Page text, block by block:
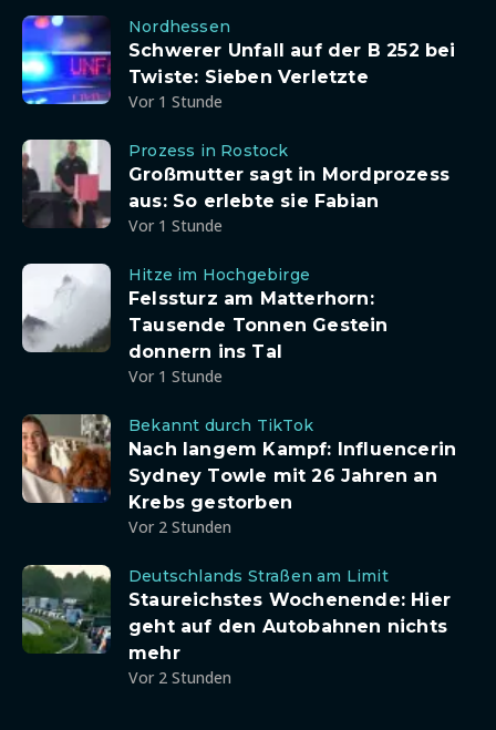
Nordhessen
Schwerer Unfall auf der B 252 bei
Twiste: Sieben Verletzte
Vor 1 Stunde
Prozess in Rostock
Großmutter sagt in Mordprozess
aus: So erlebte sie Fabian
Vor 1 Stunde
Hitze im Hochgebirge
Felssturz am Matterhorn:
Tausende Tonnen Gestein
donnern ins Tal
Vor 1 Stunde
Bekannt durch TikTok
Nach langem Kampf: Influencerin
Sydney Towle mit 26 Jahren an
Krebs gestorben
Vor 2 Stunden
Deutschlands Straßen am Limit
Staureichstes Wochenende: Hier
geht auf den Autobahnen nichts
mehr
Vor 2 Stunden